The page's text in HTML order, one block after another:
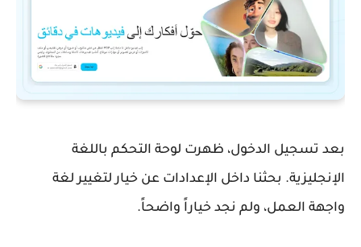
بعد تسجيل الدخول، ظهرت لوحة التحكم باللغة
الإنجليزية. بحثنا داخل الإعدادات عن خيار لتغيير لغة
واجهة العمل، ولم نجد خياراً واضحاً.